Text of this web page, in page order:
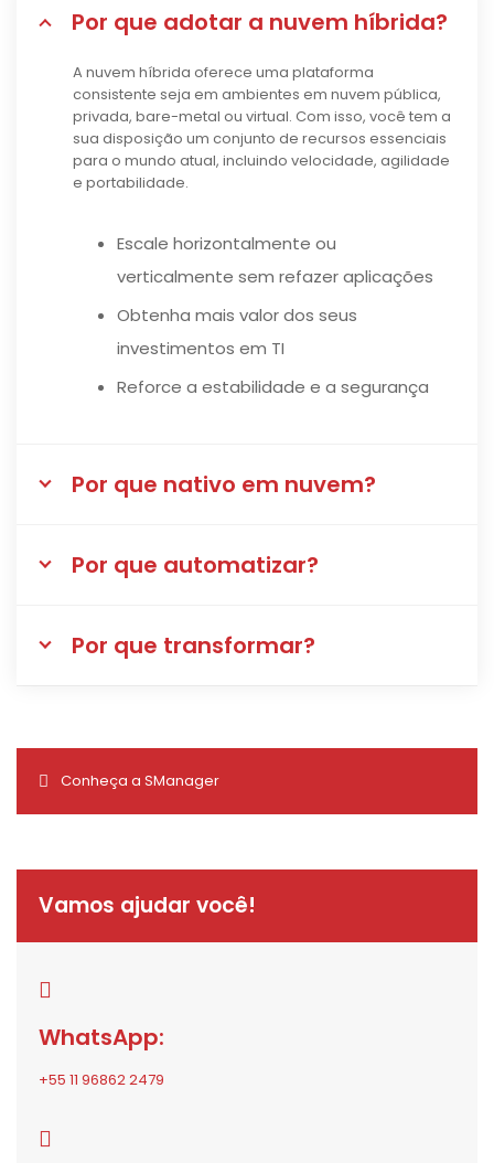
Por que adotar a nuvem híbrida?
A nuvem híbrida oferece uma plataforma
consistente seja em ambientes em nuvem pública,
privada, bare-metal ou virtual. Com isso, você tem a
sua disposição um conjunto de recursos essenciais
para o mundo atual, incluindo velocidade, agilidade
e portabilidade.
Escale horizontalmente ou
verticalmente sem refazer aplicações
Obtenha mais valor dos seus
investimentos em TI
Reforce a estabilidade e a segurança
Por que nativo em nuvem?
Por que automatizar?
Por que transformar?
Conheça a SManager
Vamos ajudar você!
WhatsApp:
+55 11 96862 2479